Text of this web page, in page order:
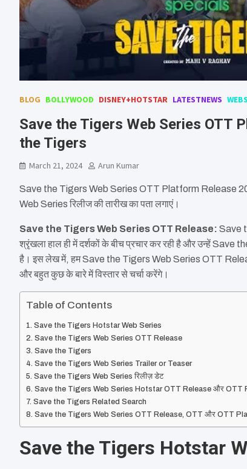
BLOG BOLLYWOOD DISNEY+HOTSTAR LATESTNEWS
Save the Tigers Web Series OTT
the Tigers
March 21, 2024 Arun Kumar
Save the Tigers Web Series OTT Platform Release
Web Series रिलीज की तारीख का पता लगाएं।
Save the Tigers Web Series OTT Release: Save
श्रृंखला हाल ही में दर्शकों के बीच प्रचार कर रही है और उन्हें
है। इस लेख में, हम Save the Tigers Web Series OTT
और बहुत कुछ के बारे में विस्तार से चर्चा करेंगे।
Table of Contents
Save the Tigers Hotstar Web Series
Save the Tigers Web Series OTT Release
Save the Tigers
Save the Tigers Web Series Trailer or Teaser
Save the Tigers Web Series रिलीज़ डेट
Save the Tigers Web Series Hotstar OTT Release और OTT
Save the Tigers Related Search
Save the Tigers Web Series OTT Release, OTT और OTT
Save the Tigers Hotstar